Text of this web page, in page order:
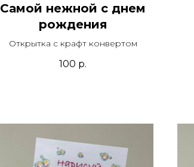
Самой нежной с днем
рождения
Открытка с крафт конвертом
100 р.